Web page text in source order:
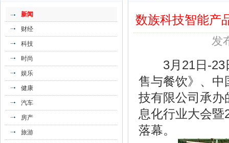
新闻
财经
科技
时尚
娱乐
健康
汽车
房产
旅游
《更高家居生活品质尽在卡帝洛尔全屋整
数族科技智能产
发
3月21日-23日
售与餐饮》、中
技有限公司承
息化行业大会暨
落幕。